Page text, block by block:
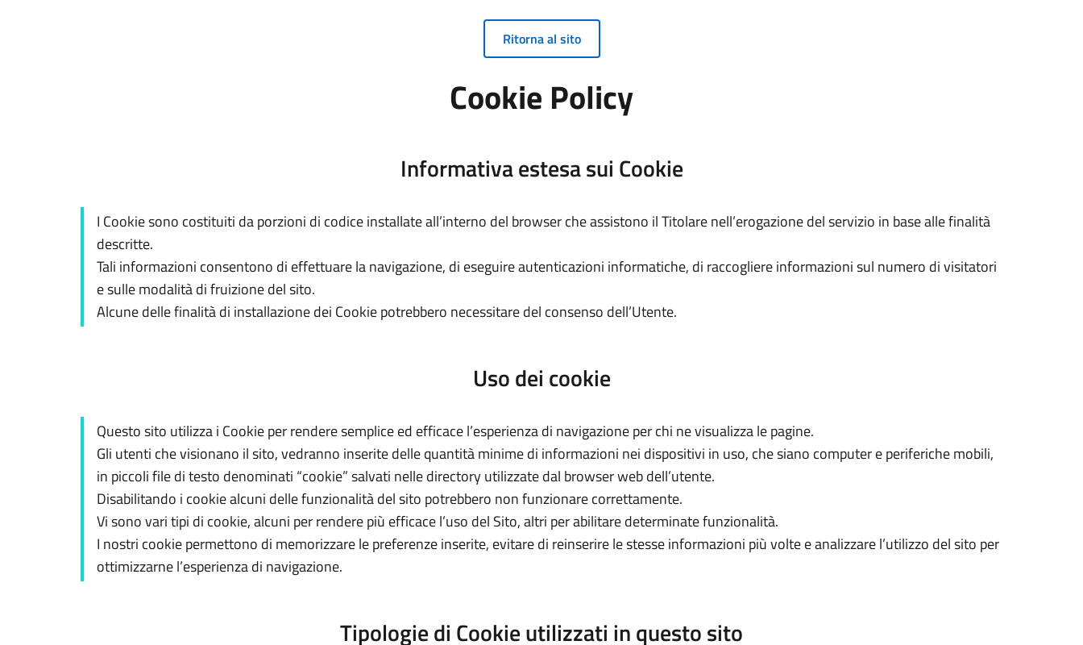
Ritorna al sito
Cookie Policy
Informativa estesa sui Cookie
I Cookie sono costituiti da porzioni di codice installate all’interno del browser che assistono il Titolare nell’erogazione del servizio in base alle finalità
descritte.
Tali informazioni consentono di effettuare la navigazione, di eseguire autenticazioni informatiche, di raccogliere informazioni sul numero di visitatori
e sulle modalità di fruizione del sito.
Alcune delle finalità di installazione dei Cookie potrebbero necessitare del consenso dell’Utente.
Uso dei cookie
Questo sito utilizza i Cookie per rendere semplice ed efficace l’esperienza di navigazione per chi ne visualizza le pagine.
Gli utenti che visionano il sito, vedranno inserite delle quantità minime di informazioni nei dispositivi in uso, che siano computer e periferiche mobili,
in piccoli file di testo denominati “cookie” salvati nelle directory utilizzate dal browser web dell’utente.
Disabilitando i cookie alcuni delle funzionalità del sito potrebbero non funzionare correttamente.
Vi sono vari tipi di cookie, alcuni per rendere più efficace l’uso del Sito, altri per abilitare determinate funzionalità.
I nostri cookie permettono di memorizzare le preferenze inserite, evitare di reinserire le stesse informazioni più volte e analizzare l’utilizzo del sito per
ottimizzarne l’esperienza di navigazione.
Tipologie di Cookie utilizzati in questo sito